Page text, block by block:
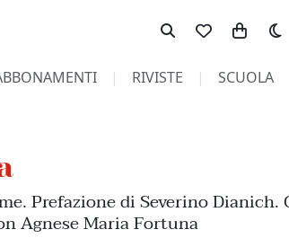
RIVISTE SCUOLA
Prefazione di Severino Dianich.
Agnese Maria Fortuna